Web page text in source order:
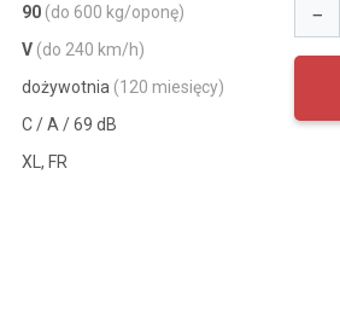
90 (do 600 kg/oponę)
V (do 240 km/h)
dożywotnia (120 miesięcy)
C / A / 69 dB
XL, FR
−